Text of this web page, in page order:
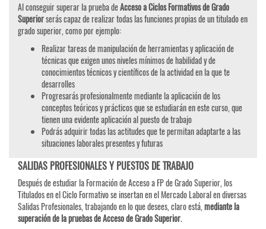
Al conseguir superar la prueba deAcceso a Ciclos Formativos de Grado
Superiorserás capaz de realizar todas las funciones propias de un titulado en
grado superior, como por ejemplo:
Realizar tareas de manipulación de herramientas y aplicación de
técnicas que exigen unos niveles mínimos de habilidad y de
conocimientos técnicos y científicos de la actividad en la que te
desarrolles
Progresarás profesionalmente mediante la aplicación de los
conceptos teóricos y prácticos que se estudiarán en este curso, que
tienen una evidente aplicación al puesto de trabajo
Podrás adquirir todas las actitudes que te permitan adaptarte a las
situaciones laborales presentes y futuras
SALIDAS PROFESIONALES Y PUESTOS DE TRABAJO
Después de estudiar la Formación de Acceso a FP de Grado Superior, los
Titulados en el Ciclo Formativo se insertan en el Mercado Laboral en diversas
Salidas Profesionales, trabajando en lo que desees, claro está,mediante la
superación de la pruebas de Acceso de Grado Superior.